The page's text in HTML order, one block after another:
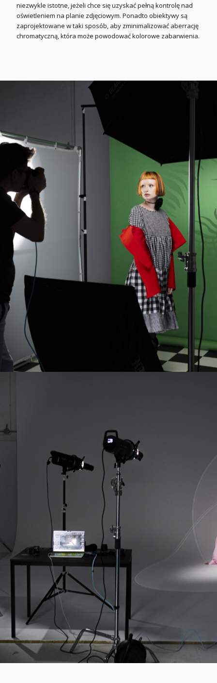
niezwykle istotne, jeżeli chce się uzyskać pełną kontrolę nad
oświetleniem na planie zdjęciowym. Ponadto obiektywy są
zaprojektowane w taki sposób, aby zminimalizować aberrację
chromatyczną, która może powodować kolorowe zabarwienia.